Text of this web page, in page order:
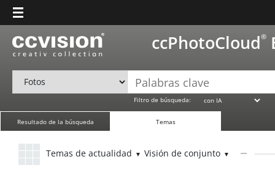
ccPhotoCloud®
Filtro de búsqueda:
Resultado de la búsqueda Temas
Temas de actualidad Visión de conjunto